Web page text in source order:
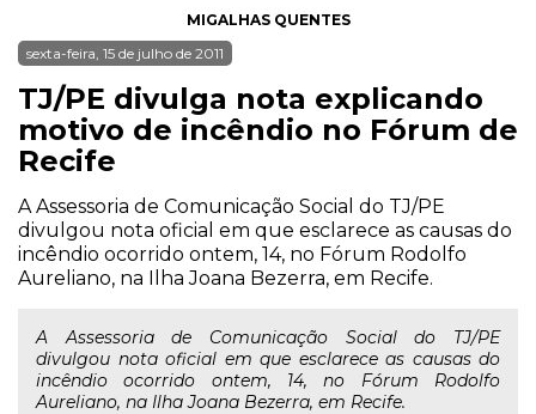
MIGALHAS QUENTES
sexta-feira, 15 de julho de 2011
TJ/PE divulga nota explicando
motivo de incêndio no Fórum de
Recife
A Assessoria de Comunicação Social do TJ/PE
divulgou nota oficial em que esclarece as causas do
incêndio ocorrido ontem, 14, no Fórum Rodolfo
Aureliano, na Ilha Joana Bezerra, em Recife.
A Assessoria de Comunicação Social do TJ/PE
divulgou nota oficial em que esclarece as causas do
incêndio ocorrido ontem, 14, no Fórum Rodolfo
Aureliano, na Ilha Joana Bezerra, em Recife.